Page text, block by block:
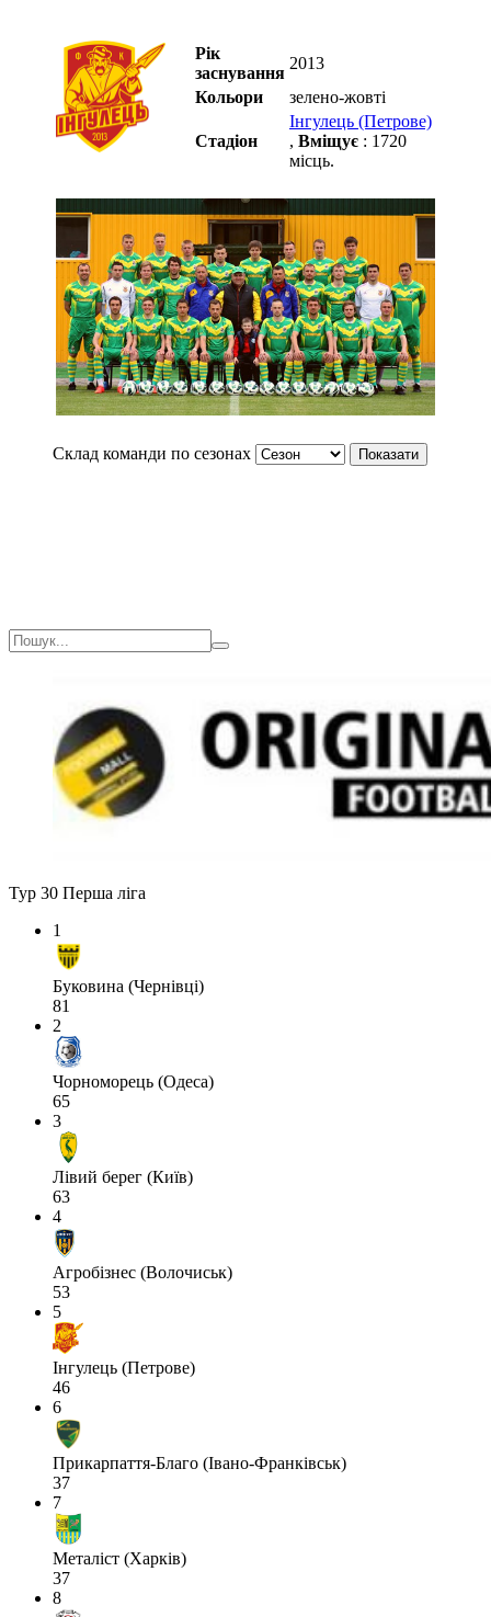
Рік
заснування
2013
Кольори
зелено-жовті
Стадіон
Інгулець (Петрове)
, Вміщує : 1720
місць.
Склад команди по сезонах
Тур 30 Перша ліга
1
Буковина (Чернівці)
81
2
Чорноморець (Одеса)
65
3
Лівий берег (Київ)
63
4
Агробізнес (Волочиськ)
53
5
Інгулець (Петрове)
46
6
Прикарпаття-Благо (Івано-Франківськ)
37
7
Металіст (Харків)
37
8